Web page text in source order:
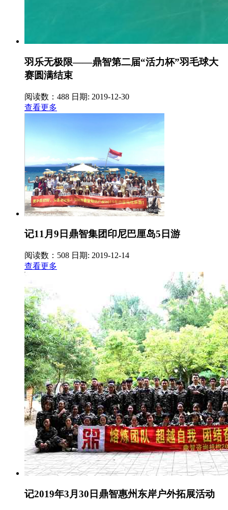
羽乐无极限——鼎智第二届“活力杯”羽毛球大
赛圆满结束
阅读数：488 日期: 2019-12-30
查看更多
记11月9日鼎智集团印尼巴厘岛5日游
阅读数：508 日期: 2019-12-14
查看更多
记2019年3月30日鼎智惠州东岸户外拓展活动